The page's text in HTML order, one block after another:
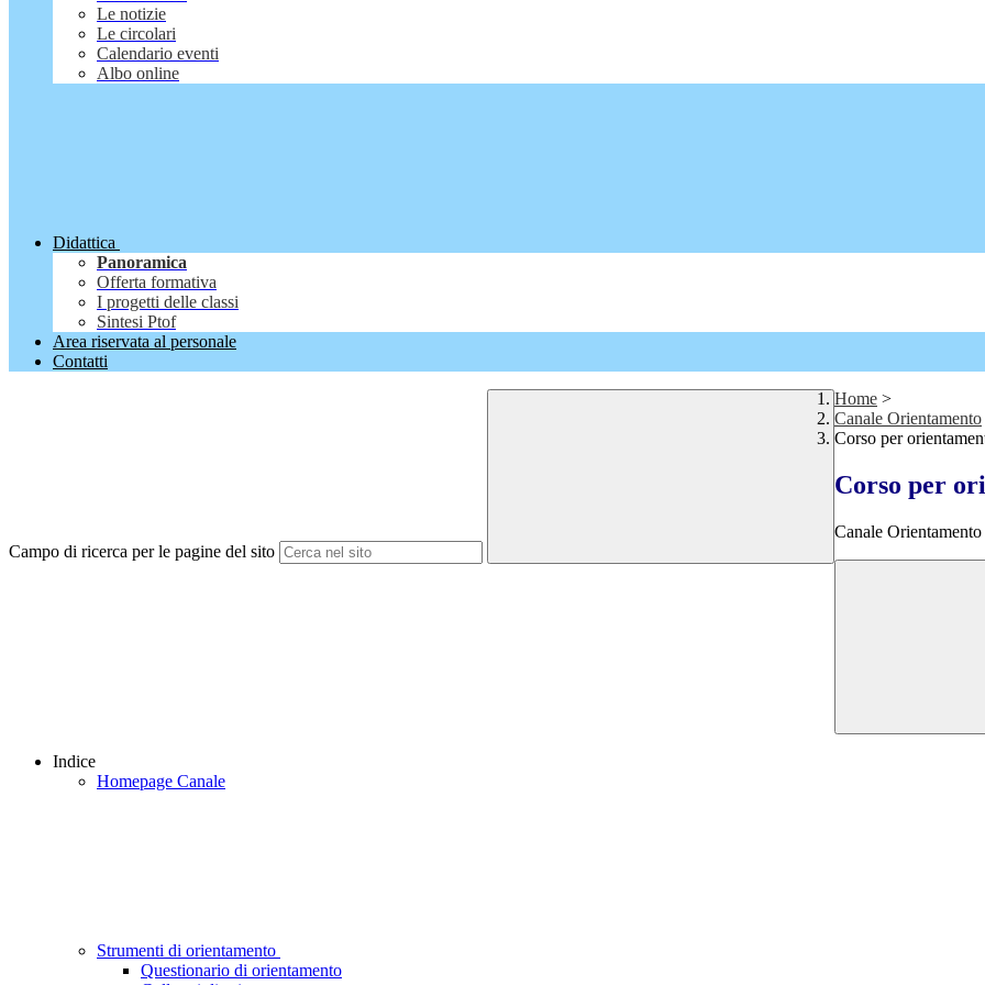
Le notizie
Le circolari
Calendario eventi
Albo online
Didattica
Panoramica
Offerta formativa
I progetti delle classi
Sintesi Ptof
Area riservata al personale
Contatti
Campo di ricerca per le pagine del sito
Home >
Canale Orientamento
Corso per
Corso per
Canale Orientamento
Indice
Homepage Canale
Strumenti di orientamento
Questionario di orientamento